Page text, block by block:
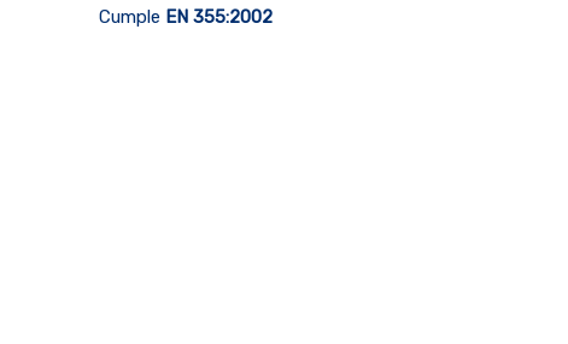
Cumple EN 355:2002